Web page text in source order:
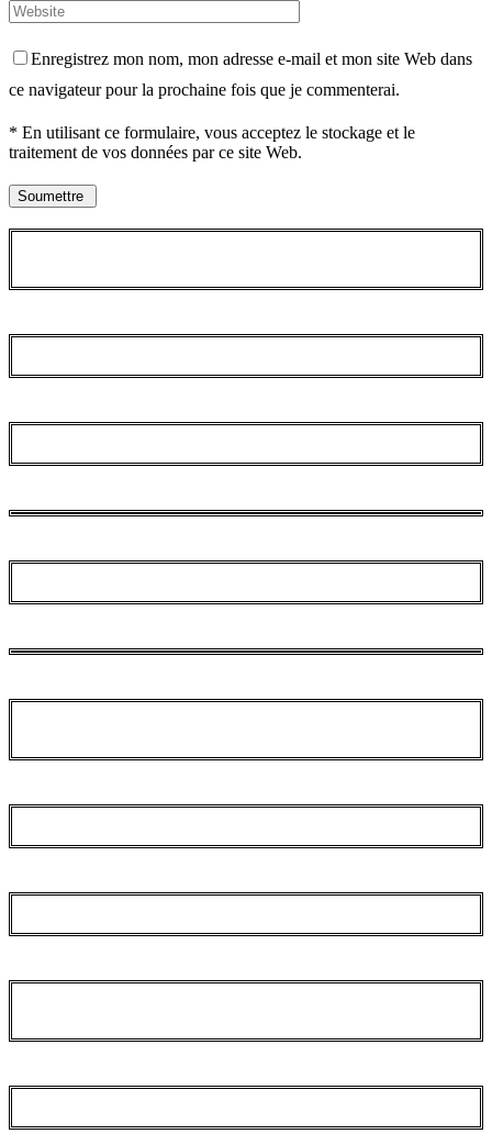
Enregistrez mon nom, mon adresse e-mail et mon site Web dans
ce navigateur pour la prochaine fois que je commenterai.
* En utilisant ce formulaire, vous acceptez le stockage et le
traitement de vos données par ce site Web.